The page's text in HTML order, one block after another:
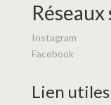
Instagram
Facebook
Lien utiles